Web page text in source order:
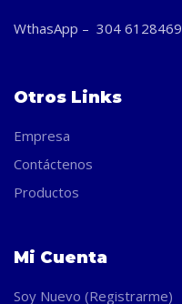
WthasApp – 304 6128469
Otros Links
Empresa
Contáctenos
Productos
Mi Cuenta
Soy Nuevo (Registrarme)